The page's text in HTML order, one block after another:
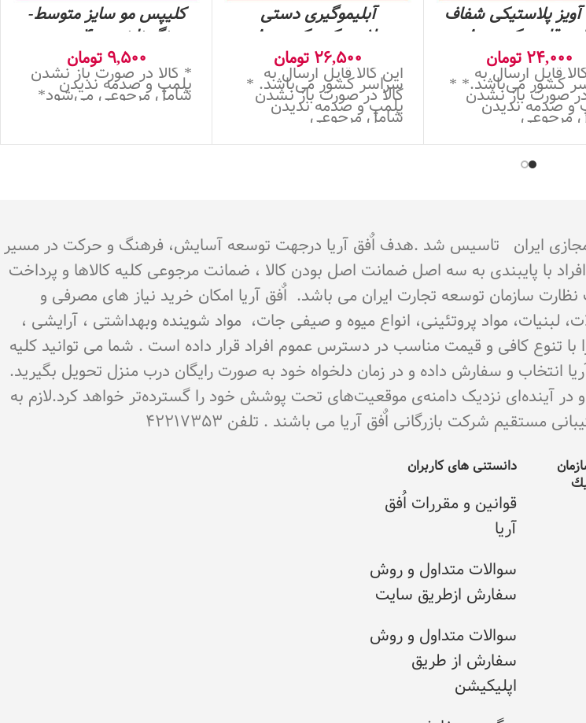
پلاستیکی شفاف
قلب- کد 8000
24,000 تومان
قابل ارسال به
کشور می‌باشد.* *
در صورت باز نشدن
و صدمه ندیدن
مرجوعی
آبلیموگیری دستی
پلاستیکی- کد 8000
26,500 تومان
این کالا قابل ارسال به
سراسر کشور می‌باشد. *
کالا در صورت باز نشدن
پلمپ و صدمه ندیدن
شامل مرجوعی
کلیپس مو سایز متوسط-
رنگ نارنجی- 4 عددی
9,500 تومان
* کالا در صورت باز نشدن
پلمپ و صدمه ندیدن
شامل مرجوعی می‌شود*
کسب و کارهای مجازی ایران تاسیس شد .هدف اٌفق آریا درجهت توسعه آسایش، فرهنگ و حرکت در مسیر
با پایبندی به سه اصل ضمانت اصل بودن کالا ، ضمانت مرجوعی کلیه کالاها و پرداخت
نظارت سازمان توسعه تجارت ایران می باشد. اٌفق آریا امکان خرید نیاز های مصرفی و
لبنیات، مواد پروتئینی، انواع میوه و صیفی جات، مواد شوینده وبهداشتی ، آرایشی ،
با تنوع کافی و قیمت مناسب در دسترس عموم افراد قرار داده است . شما می توانید کلیه
انتخاب و سفارش داده و در زمان دلخواه خود به صورت رایگان درب منزل تحویل بگیرید.
در آینده‌ای نزدیک دامنه‌ی موقعیت‌های تحت پوشش خود را گسترده‌تر خواهد کرد.لازم به
شرکت بازرگانی اٌفق آریا می باشند . تلفن 42217353
دانستنی های کاربران
قوانین و مقررات اُفق
آریا
سوالات متداول و روش
سفارش ازطریق سایت
سوالات متداول و روش
سفارش از طریق
اپلیکیشن